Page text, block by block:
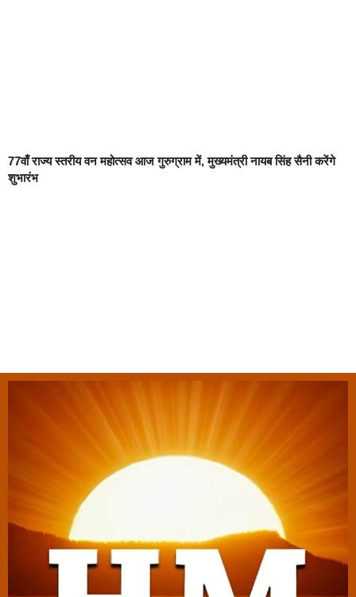
77वाँ राज्य स्तरीय वन महोत्सव आज गुरुग्राम में, मुख्यमंत्री नायब सिंह सैनी करेंगे
शुभारंभ